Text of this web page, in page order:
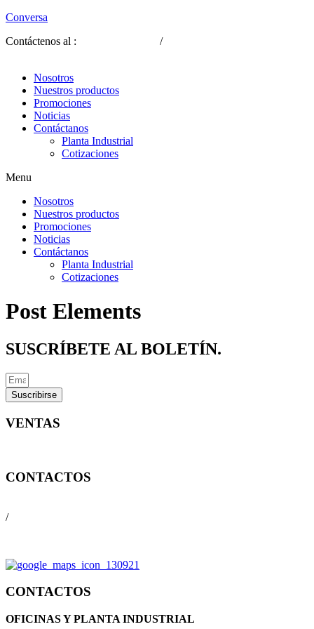
Conversa
Contáctenos al :
/
Nosotros
Nuestros productos
Promociones
Noticias
Contáctanos
Planta Industrial
Cotizaciones
Menu
Nosotros
Nuestros productos
Promociones
Noticias
Contáctanos
Planta Industrial
Cotizaciones
Post Elements
SUSCRÍBETE AL BOLETÍN.
Suscribirse
VENTAS
CONTACTOS
/
CONTACTOS
OFICINAS Y PLANTA INDUSTRIAL